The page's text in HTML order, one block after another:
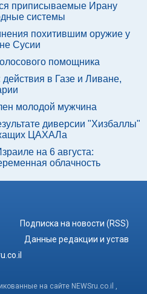
приписываемые Ирану
системы
похитившим оружие у
Сусии
помощника
в Газе и Ливане,
молодой мужчина
диверсии "Хизбаллы"
ЦАХАЛа
на 6 августа:
облачность
Подписка на новости (RSS)
Данные редакции и устав
на сайте NEWSru.co.il ,